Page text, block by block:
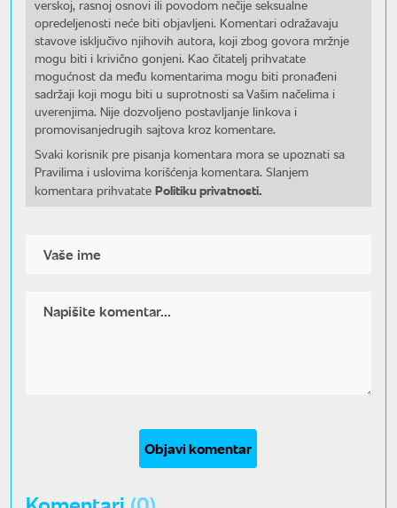
verskoj, rasnoj osnovi ili povodom nečije seksualne
opredeljenosti neće biti objavljeni. Komentari odražavaju
stavove isključivo njihovih autora, koji zbog govora mržnje
mogu biti i krivično gonjeni. Kao čitatelj prihvatate
mogućnost da među komentarima mogu biti pronađeni
sadržaji koji mogu biti u suprotnosti sa Vašim načelima i
uverenjima. Nije dozvoljeno postavljanje linkova i
promovisanjedrugih sajtova kroz komentare.
Svaki korisnik pre pisanja komentara mora se upoznati sa
Pravilima i uslovima korišćenja komentara. Slanjem
komentara prihvatate Politiku privatnosti.
Objavi komentar